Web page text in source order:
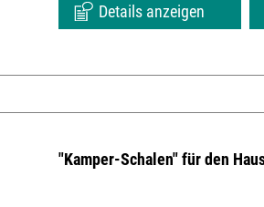
Details anzeigen
"Kamper-Schalen" für den